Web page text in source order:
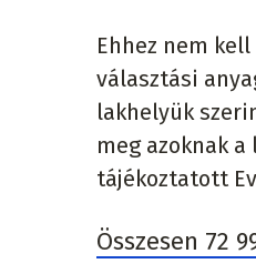
Ehhez nem
választási
lakhelyük
meg azoknak
tájékoztatott
Összesen 72